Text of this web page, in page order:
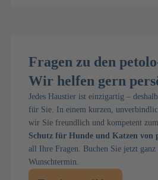
Fragen zu den
Wir helfen gern
Jedes Haustier ist einzigartig –
für Sie. In einem kurzen,
wir Sie freundlich und kompetent zum
Schutz für Hunde und Katzen von
all Ihre Fragen. Buchen Sie jetzt
Wunschtermin.